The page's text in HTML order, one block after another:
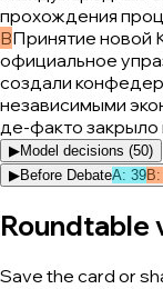
прохождения
BПринятие новой
официальное
создали
независимыми
де-факто закрыло
▶Model decisions (50)
▶Before DebateA: 39B:
Roundtable
Save the card or